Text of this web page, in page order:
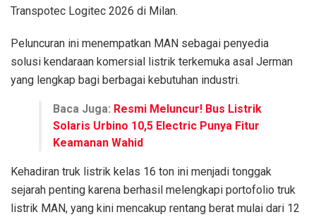
Transpotec Logitec 2026 di Milan.
Peluncuran ini menempatkan MAN sebagai penyedia
solusi kendaraan komersial listrik terkemuka asal Jerman
yang lengkap bagi berbagai kebutuhan industri.
Baca Juga: Resmi Meluncur! Bus Listrik
Solaris Urbino 10,5 Electric Punya Fitur
Keamanan Wahid
Kehadiran truk listrik kelas 16 ton ini menjadi tonggak
sejarah penting karena berhasil melengkapi portofolio truk
listrik MAN, yang kini mencakup rentang berat mulai dari 12